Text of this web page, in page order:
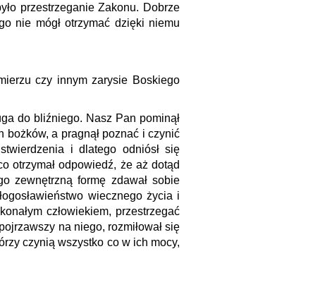
przestrzeganie Zakonu. Dobrze
nie mógł otrzymać dzięki niemu
czy innym zarysie Boskiego
do bliźniego. Nasz Pan pominął
a pragnął poznać i czynić
i dlatego odniósł się
otrzymał odpowiedź, że aż dotąd
zewnętrzną formę zdawał sobie
wiecznego życia i
człowiekiem, przestrzegać
na niego, rozmiłował się
czynią wszystko co w ich mocy,